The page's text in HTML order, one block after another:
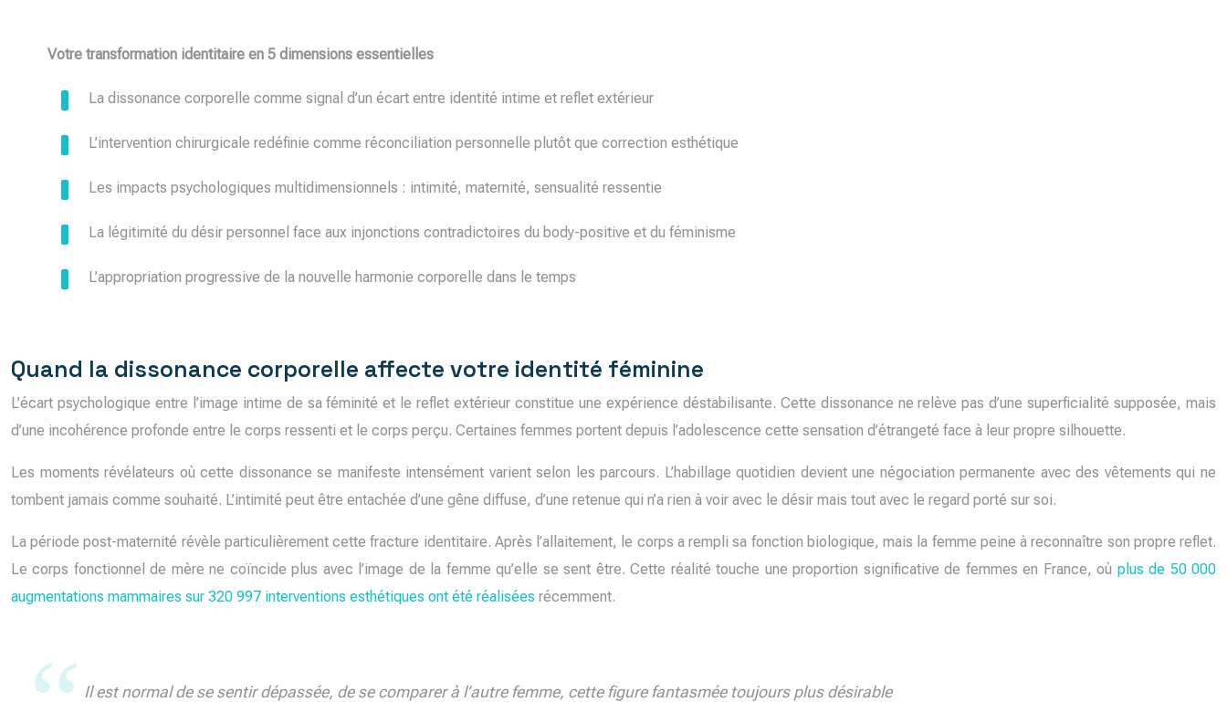
Votre transformation identitaire en 5 dimensions essentielles
La dissonance corporelle comme signal d’un écart entre identité intime et reflet extérieur
L’intervention chirurgicale redéfinie comme réconciliation personnelle plutôt que correction esthétique
Les impacts psychologiques multidimensionnels : intimité, maternité, sensualité ressentie
La légitimité du désir personnel face aux injonctions contradictoires du body-positive et du féminisme
L’appropriation progressive de la nouvelle harmonie corporelle dans le temps
Quand la dissonance corporelle affecte votre identité féminine
L’écart psychologique entre l’image intime de sa féminité et le reflet extérieur constitue une expérience déstabilisante. Cette dissonance ne relève pas d’une superficialité supposée, mais
d’une incohérence profonde entre le corps ressenti et le corps perçu. Certaines femmes portent depuis l’adolescence cette sensation d’étrangeté face à leur propre silhouette.
Les moments révélateurs où cette dissonance se manifeste intensément varient selon les parcours. L’habillage quotidien devient une négociation permanente avec des vêtements qui ne
tombent jamais comme souhaité. L’intimité peut être entachée d’une gêne diffuse, d’une retenue qui n’a rien à voir avec le désir mais tout avec le regard porté sur soi.
La période post-maternité révèle particulièrement cette fracture identitaire. Après l’allaitement, le corps a rempli sa fonction biologique, mais la femme peine à reconnaître son propre reflet.
Le corps fonctionnel de mère ne coïncide plus avec l’image de la femme qu’elle se sent être. Cette réalité touche une proportion significative de femmes en France, où plus de 50 000
augmentations mammaires sur 320 997 interventions esthétiques ont été réalisées récemment.
Il est normal de se sentir dépassée, de se comparer à l’autre femme, cette figure fantasmée toujours plus désirable